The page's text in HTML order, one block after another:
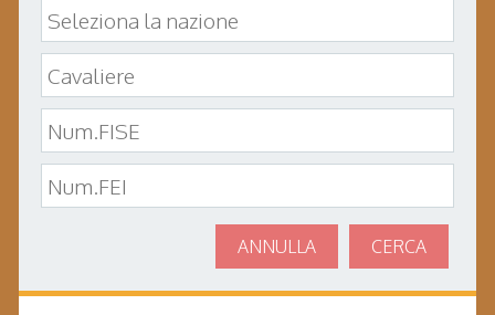
CERCA
ANNULLA